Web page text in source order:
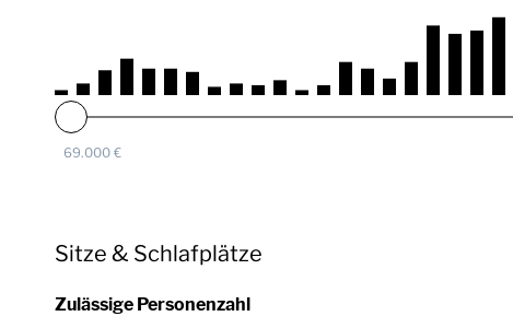
69.000 €
Sitze & Schlafplätze
Zulässige Personenzahl